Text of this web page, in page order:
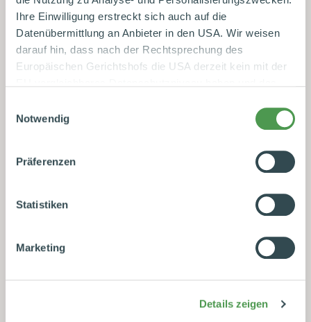
Ihre Einwilligung erstreckt sich auch auf die
Datenübermittlung an Anbieter in den USA. Wir weisen
darauf hin, dass nach der Rechtsprechung des
Europäischen Gerichtshofs die USA derzeit kein mit der
staatliche Stellen besteht. Diese Zustimmung können Sie
jederzeit in den Cookie-Einstellungen, in denen Sie auch
weitere Details zu unseren Cookies finden, widerrufen
oder abstufen. Nähere Informationen zu Cookies finden
Notwendig
Präferenzen
Statistiken
Marketing
Details zeigen